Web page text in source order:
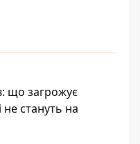
що загрожує
не стануть на